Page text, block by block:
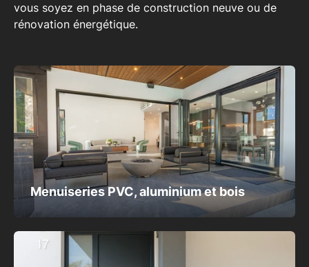
vous soyez en phase de construction neuve ou de
rénovation énergétique.
Menuiseries PVC, aluminium et bois